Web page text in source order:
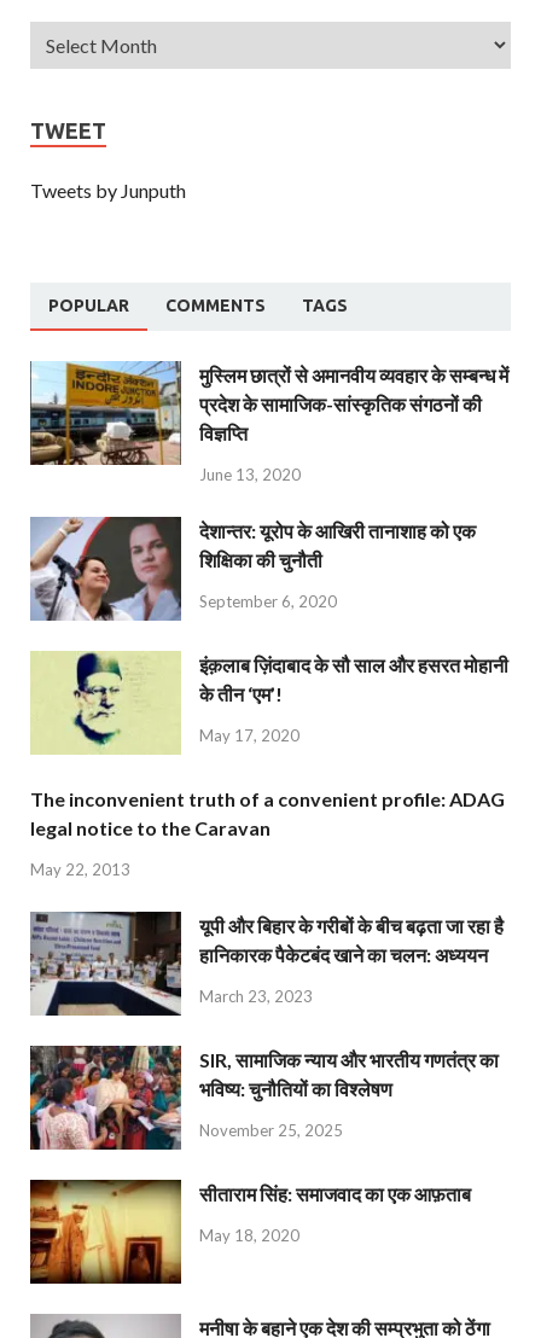
TWEET
Tweets by Junputh
POPULAR COMMENTS TAGS
मुस्लिम छात्रों से अमानवीय व्यवहार के सम्बन्ध में
प्रदेश के सामाजिक-सांस्कृतिक संगठनों की
विज्ञप्ति
June 13, 2020
देशान्‍तर: यूरोप के आखिरी तानाशाह को एक
शिक्षिका की चुनौती
September 6, 2020
इंक़लाब ज़िंदाबाद के सौ साल और हसरत मोहानी
के तीन ‘एम’!
May 17, 2020
The inconvenient truth of a convenient profile: ADAG
legal notice to the Caravan
May 22, 2013
यूपी और बिहार के गरीबों के बीच बढ़ता जा रहा है
हानिकारक पैकेटबंद खाने का चलन: अध्ययन
March 23, 2023
SIR, सामाजिक न्याय और भारतीय गणतंत्र का
भविष्य: चुनौतियों का विश्लेषण
November 25, 2025
सीताराम सिंह: समाजवाद का एक आफ़ताब
May 18, 2020
मनीषा के बहाने एक देश की सम्प्रभुता को ठेंगा